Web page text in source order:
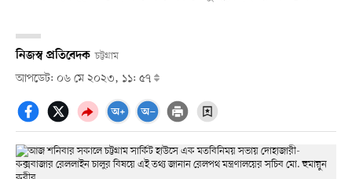
নিজস্ব প্রতিবেদক চট্টগ্রাম
আপডেট: ০৬ মে ২০২৩, ১১: ৫৭